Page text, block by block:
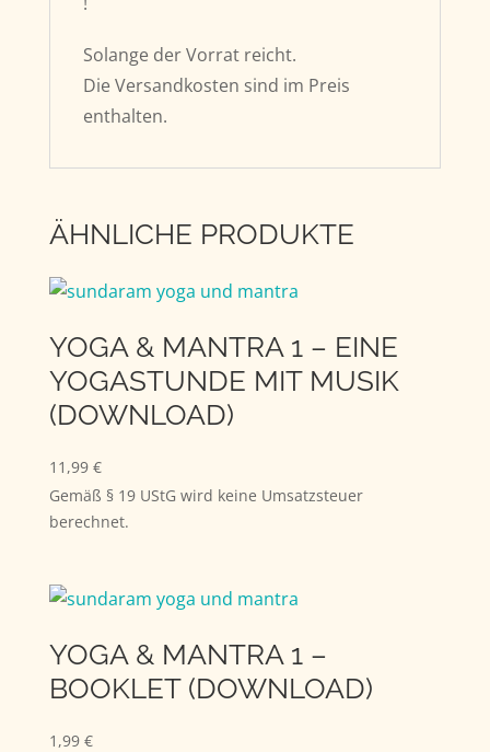
Solange der Vorrat reicht.
Die Versandkosten sind im Preis
enthalten.
ÄHNLICHE PRODUKTE
YOGA & MANTRA 1 – EINE
YOGASTUNDE MIT MUSIK
(DOWNLOAD)
11,99 €
Gemäß § 19 UStG wird keine Umsatzsteuer
berechnet.
YOGA & MANTRA 1 –
BOOKLET (DOWNLOAD)
1,99 €